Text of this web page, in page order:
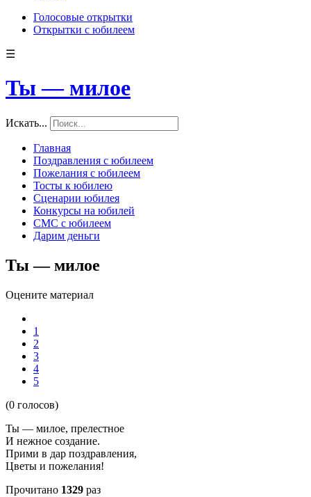
Голосовые открытки
Открытки с юбилеем
☰
Ты — милое
Искать...
Главная
Поздравления с юбилеем
Пожелания с юбилеем
Тосты к юбилею
Сценарии юбилея
Конкурсы на юбилей
СМС с юбилеем
Дарим деньги
Ты — милое
Оцените материал
1
2
3
4
5
(0 голосов)
Ты — милое, прелестное
И нежное создание.
Прими в дар поздравления,
Цветы и пожелания!
Прочитано 1329 раз